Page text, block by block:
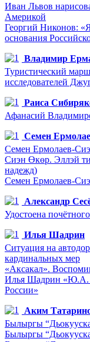
Иван Львов
Америкой
Георгий Никонов:
основания
Владимир
Туристический
исследователей
Раиса
Афанасий
Семен
Семен Ермолаев-
Сиэн Өкөр. Эллэй
надежд)
Семен Ермолаев-
Александр
Удостоена
Илья Шадрин
Ситуация на
кардинальных мер
«Аксакал».
Илья Шадрин «Ю.А.
России»
Аким
Былыргы
Былыргы